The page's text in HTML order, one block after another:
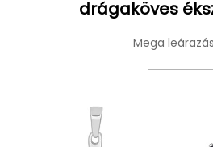
drágaköves
Mega